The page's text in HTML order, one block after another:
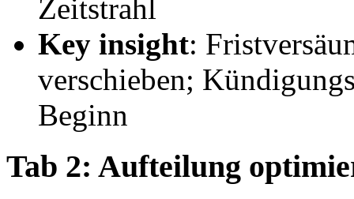
Zeitstrahl
Key insight:
verschieben;
Beginn
Tab 2: Aufteilung